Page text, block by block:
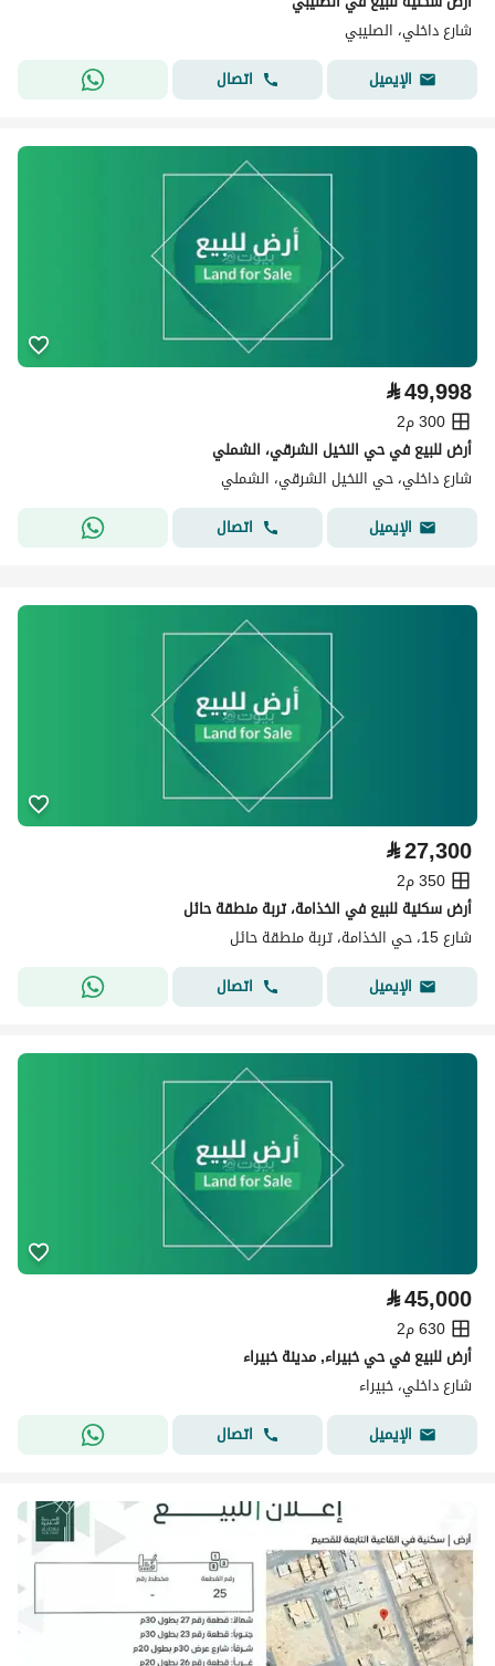
شارع داخلي، الصليبي
الإيميل
اتصال
⃁49,998
300 م2
أرض للبيع في حي النخيل الشرقي، الشملي
شارع داخلي، حي النخيل الشرقي، الشملي
الإيميل
اتصال
⃁27,300
350 م2
أرض سكنية للبيع في الخذامة، تربة منطقة حائل
شارع 15، حي الخذامة، تربة منطقة حائل
الإيميل
اتصال
⃁45,000
630 م2
أرض للبيع في حي خبيراء, مدينة خبيراء
شارع داخلي، خبيراء
الإيميل
اتصال